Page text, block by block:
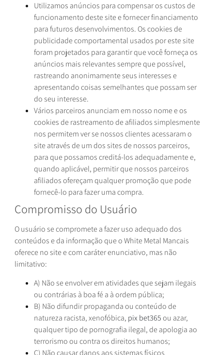
Utilizamos anúncios para compensar os custos de
funcionamento deste site e fornecer financiamento
para futuros desenvolvimentos. Os cookies de
publicidade comportamental usados por este site
foram projetados para garantir que você forneça os
anúncios mais relevantes sempre que possível,
rastreando anonimamente seus interesses e
apresentando coisas semelhantes que possam ser
do seu interesse.
Vários parceiros anunciam em nosso nome e os
cookies de rastreamento de afiliados simplesmente
nos permitem ver se nossos clientes acessaram o
site através de um dos sites de nossos parceiros,
para que possamos creditá-los adequadamente e,
quando aplicável, permitir que nossos parceiros
afiliados ofereçam qualquer promoção que pode
fornecê-lo para fazer uma compra.
Compromisso do Usuário
O usuário se compromete a fazer uso adequado dos
conteúdos e da informação que o White Metal Mancais
oferece no site e com caráter enunciativo, mas não
limitativo:
A) Não se envolver em atividades que sejam ilegais
ou contrárias à boa fé a à ordem pública;
B) Não difundir propaganda ou conteúdo de
natureza racista, xenofóbica, pix bet365ou azar,
qualquer tipo de pornografia ilegal, de apologia ao
terrorismo ou contra os direitos humanos;
C) Não causar danos aos sistemas físicos